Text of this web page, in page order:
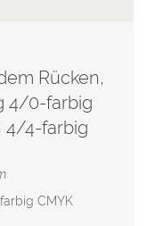
Rücken,
4/0-farbig
4/4-farbig
CMYK